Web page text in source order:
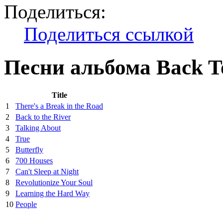
Поделиться:
Поделиться ссылкой
Песни альбома Back
Title
1
There's a Break in the Road
2
Back to the River
3
Talking About
4
True
5
Butterfly
6
700 Houses
7
Can't Sleep at Night
8
Revolutionize Your Soul
9
Learning the Hard Way
10 People